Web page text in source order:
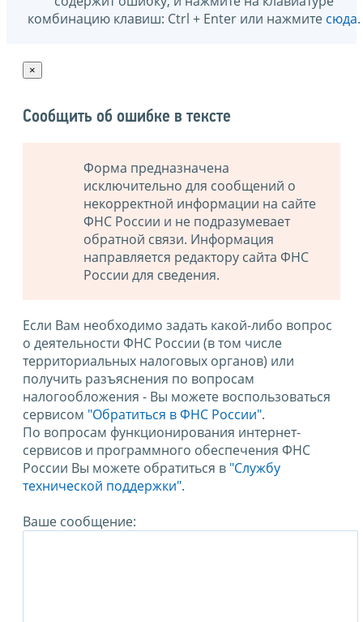
комбинацию клавиш: Ctrl + Enter или нажмите сюда.
×
Сообщить об ошибке в тексте
Форма предназначена
исключительно для сообщений о
некорректной информации на сайте
ФНС России и не подразумевает
обратной связи. Информация
направляется редактору сайта ФНС
России для сведения.
Если Вам необходимо задать какой-либо вопрос
о деятельности ФНС России (в том числе
территориальных налоговых органов) или
получить разъяснения по вопросам
налогообложения - Вы можете воспользоваться
сервисом "Обратиться в ФНС России".
По вопросам функционирования интернет-
сервисов и программного обеспечения ФНС
России Вы можете обратиться в "Службу
технической поддержки".
Ваше сообщение: